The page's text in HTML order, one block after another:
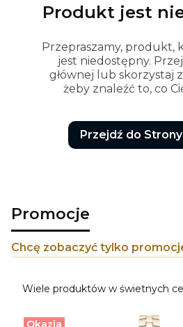
Produkt jest
Przepraszamy, produkt,
jest niedostępny.
głównej lub skorzystaj
żeby znaleźć to, co
Przejdź do
Promocje
Chcę zobaczyć tylko
Wiele produktów w świetnych
Okazja